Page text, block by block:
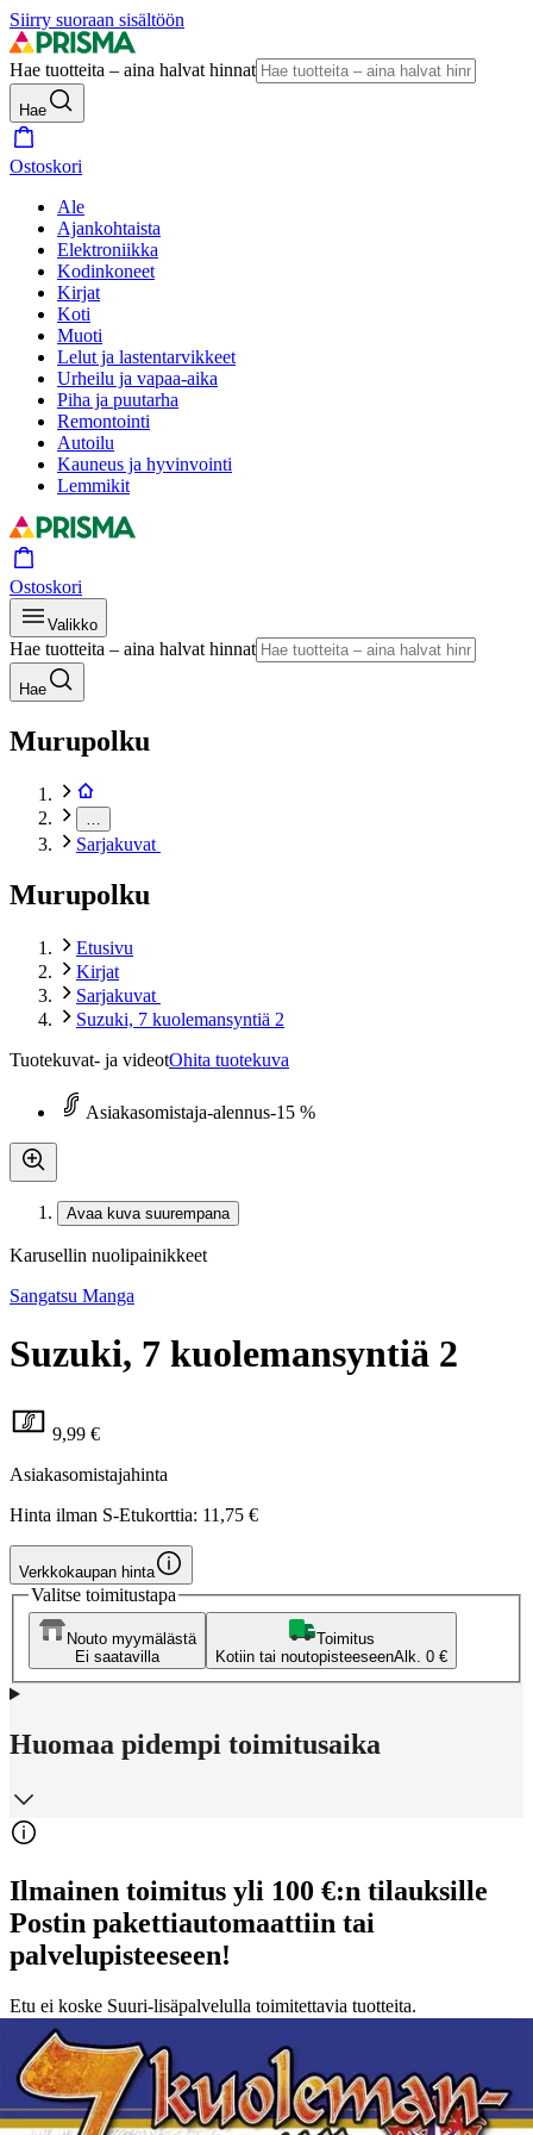
Siirry suoraan sisältöön
Hae tuotteita – aina halvat hinnat
Hae
Ostoskori
Ale
Ajankohtaista
Elektroniikka
Kodinkoneet
Kirjat
Koti
Muoti
Lelut ja lastentarvikkeet
Urheilu ja vapaa-aika
Piha ja puutarha
Remontointi
Autoilu
Kauneus ja hyvinvointi
Lemmikit
Ostoskori
Valikko
Hae tuotteita – aina halvat hinnat
Hae
Murupolku
Sarjakuvat
Murupolku
Etusivu
Kirjat
Sarjakuvat
Suzuki, 7 kuolemansyntiä 2
Tuotekuvat- ja videotOhita tuotekuva
Asiakasomistaja-alennus-15 %
Avaa kuva suurempana
Karusellin nuolipainikkeet
Sangatsu Manga
Suzuki, 7 kuolemansyntiä 2
9,99 €
Asiakasomistajahinta
Hinta ilman S-Etukorttia: 11,75 €
Verkkokaupan hinta
Valitse toimitustapa
Nouto myymälästä
Ei saatavilla
Toimitus
Kotiin tai noutopisteeseenAlk. 0 €
Huomaa pidempi toimitusaika
Ilmainen toimitus yli 100 €:n tilauksille
Postin pakettiautomaattiin tai
palvelupisteeseen!
Etu ei koske Suuri‑lisäpalvelulla toimitettavia tuotteita.
Tarkista myymäläsaatavuus